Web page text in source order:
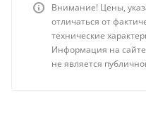
Внимание! Цены,
отличаться от
технические
Информация на
не является